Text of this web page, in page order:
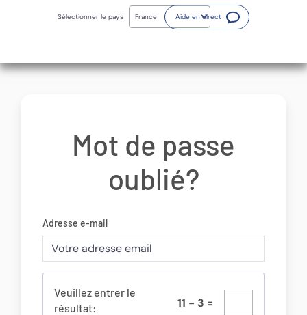
Sélectionner le pays Aide en direct(Ouvre une nouvelle
Mot de passe
oublié?
Adresse e-mail
Veuillez entrer le
résultat:
11 - 3 =